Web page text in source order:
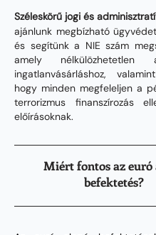
Széleskörű jogi és
ajánlunk megbízható
és segítünk a NIE szám
amely nélkülözhetetlen
ingatlanvásárláshoz,
hogy minden megfeleljen a
terrorizmus finanszírozás
előírásoknak.
Miért fontos az euró
befektetés?